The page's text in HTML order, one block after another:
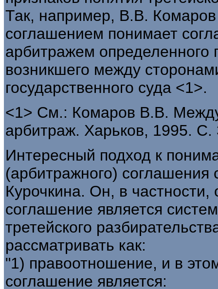
Так, например, В.В.
соглашением понимает
арбитражем определенного
возникшего между
государственного суда <1>.
<1> См.: Комаров В.В.
арбитраж. Харьков, 1995. С.
Интересный подход к
(арбитражного)
Курочкина. Он, в частности,
соглашение является
третейского
рассматривать как:
"1) правоотношение, и в
соглашение является: